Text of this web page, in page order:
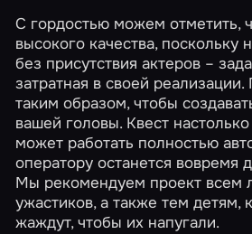
С гордостью можем отметить,
высокого качества, поскольку
без присутствия актеров –
затратная в своей реализации.
таким образом, чтобы
вашей головы. Квест
может работать полностью
оператору останется вовремя
Мы рекомендуем проект всем
ужастиков, а также тем детям,
жаждут, чтобы их напугали.